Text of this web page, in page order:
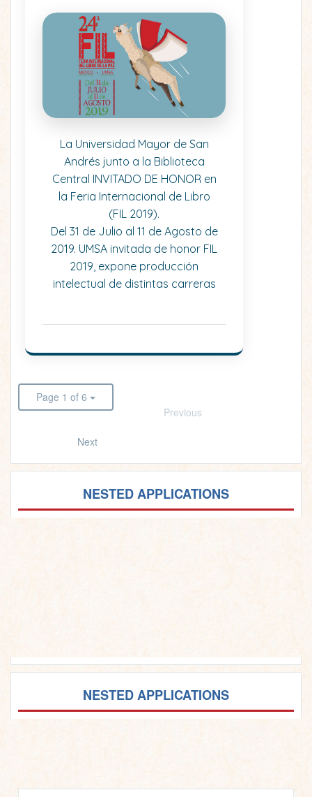
La Universidad Mayor de San
Andrés junto a la Biblioteca
Central INVITADO DE HONOR en
la Feria Internacional de Libro
(FIL 2019).
Del 31 de Julio al 11 de Agosto de
2019. UMSA invitada de honor FIL
2019, expone producción
intelectual de distintas carreras
Page 1 of 6
Previous
Next
NESTED APPLICATIONS
NESTED APPLICATIONS